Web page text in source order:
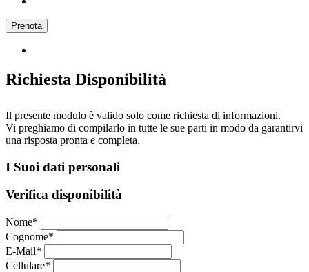
Prenota
Richiesta Disponibilità
Il presente modulo è valido solo come richiesta di informazioni.
Vi preghiamo di compilarlo in tutte le sue parti in modo da garantirvi
una risposta pronta e completa.
I Suoi dati personali
Verifica disponibilità
Nome*
Cognome*
E-Mail*
Cellulare*